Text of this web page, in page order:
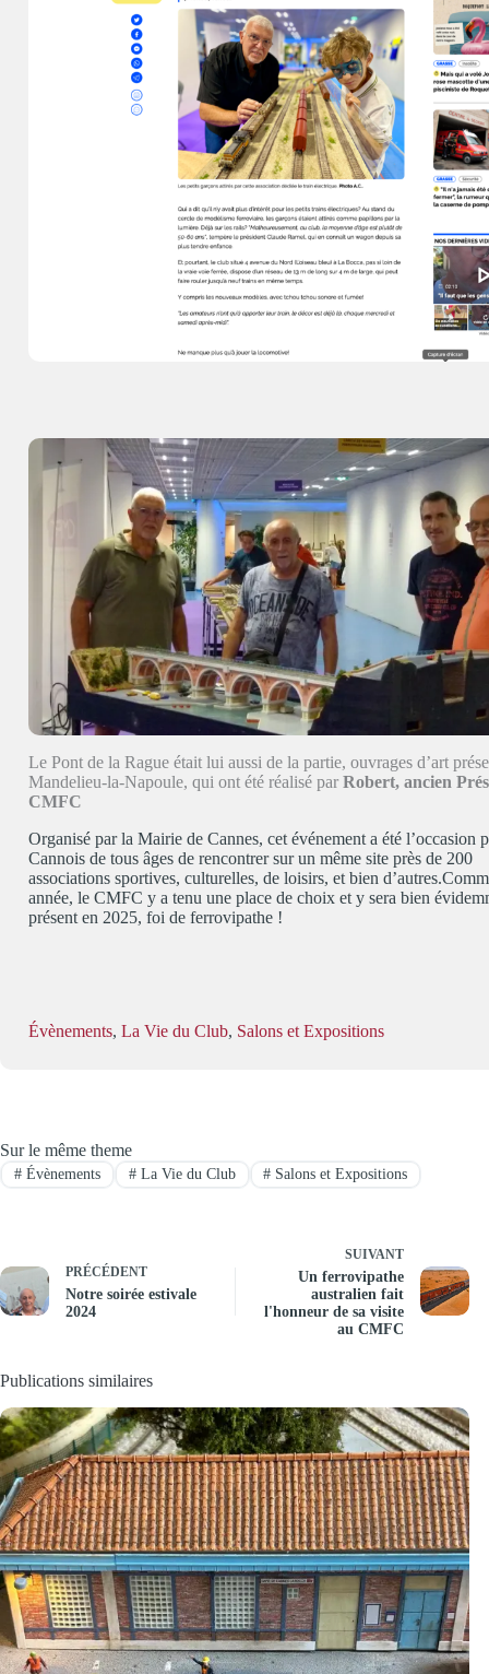
Le Pont de la Rague était lui aussi de la partie, ouvrages d’art
Mandelieu-la-Napoule, qui ont été réalisé par Robert, ancien
CMFC
Organisé par la Mairie de Cannes, cet événement a été l’occasion
Cannois de tous âges de rencontrer sur un même site près de 200
associations sportives, culturelles, de loisirs, et bien
année, le CMFC y a tenu une place de choix et y sera bien
présent en 2025, foi de ferrovipathe !
Évènements, La Vie du Club, Salons et Expositions
Sur le même theme
#Évènements #La Vie du Club # Salons et Expositions
PRÉCÉDENT
Notre soirée estivale
2024
SUIVANT
Un ferrovipathe
australien fait
l'honneur de sa visite
au CMFC
Publications similaires